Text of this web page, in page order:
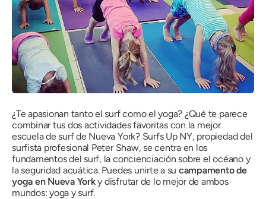
¿Te apasionan tanto el surf como el yoga? ¿Qué te parece
combinar tus dos actividades favoritas con la mejor
escuela de surf de Nueva York? Surfs Up NY, propiedad del
surfista profesional Peter Shaw, se centra en los
fundamentos del surf, la concienciación sobre el océano y
la seguridad acuática. Puedes unirte a su campamento de
yoga en Nueva Yorky disfrutar de lo mejor de ambos
mundos: yoga y surf.